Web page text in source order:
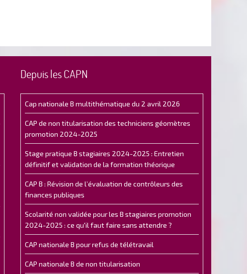
Depuis les CAPN
Cap nationale B multithématique du 2 avril 2026
CAP de non titularisation des techniciens géomètres
promotion 2024-2025
Stage pratique B stagiaires 2024-2025 : Entretien
définitif et validation de la formation théorique
CAP B : Révision de l’évaluation de contrôleurs des
finances publiques
Scolarité non validée pour les B stagiaires promotion
2024-2025 : ce qu'il faut faire sans attendre ?
CAP nationale B pour refus de télétravail
CAP nationale B de non titularisation